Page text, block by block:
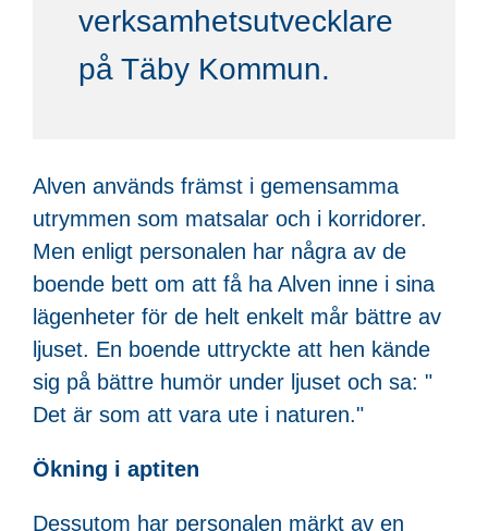
verksamhetsutvecklare
på Täby Kommun.
Alven används främst i gemensamma
utrymmen som matsalar och i korridorer.
Men enligt personalen har några av de
boende bett om att få ha Alven inne i sina
lägenheter för de helt enkelt mår bättre av
ljuset. En boende uttryckte att hen kände
sig på bättre humör under ljuset och sa: "
Det är som att vara ute i naturen."
Ökning i aptiten
Dessutom har personalen märkt av en